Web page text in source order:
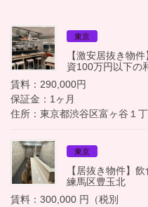
東京
【激安居抜き物
資100万円以下の
賃料：290,000円
保証金：1ヶ月
住所：東京都渋谷区富ヶ谷１丁
東京
【居抜き物件】
練馬区豊玉北
賃料：300,000 円（税別